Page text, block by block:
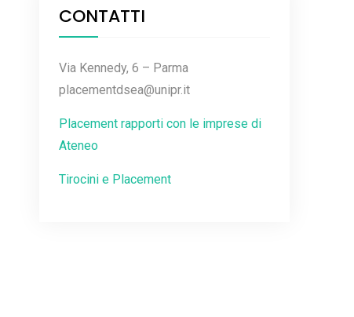
CONTATTI
Via Kennedy, 6 – Parma
placementdsea@unipr.it
Placement rapporti con le imprese di
Ateneo
Tirocini e Placement